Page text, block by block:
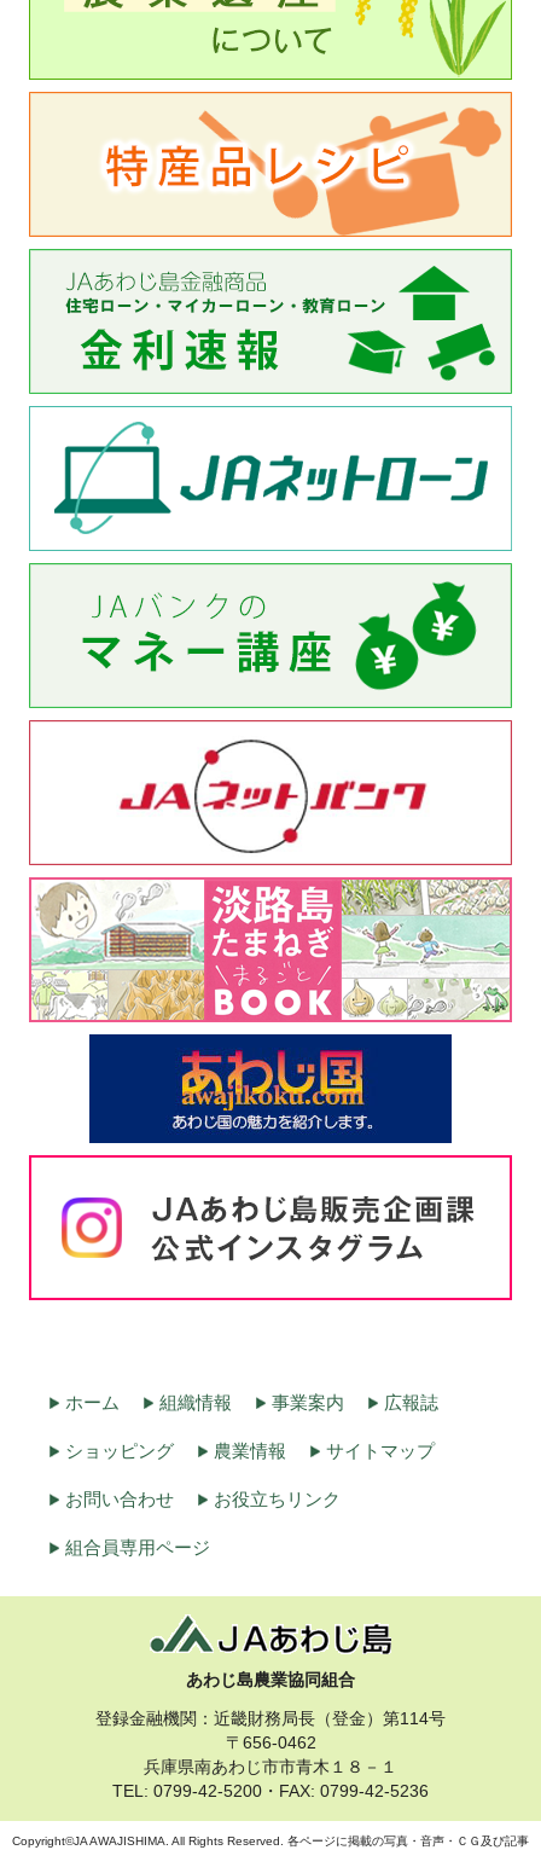
ホーム 組織情報 事業案内 広報誌
ショッピング 農業情報 サイトマップ
お問い合わせ お役立ちリンク
組合員専用ページ
あわじ島農業協同組合
登録金融機関：近畿財務局長（登金）第114号
〒656-0462
兵庫県南あわじ市市青木１８－１
TEL: 0799-42-5200・FAX: 0799-42-5236
Copyright©JA AWAJISHIMA. All Rights Reserved. 各ページに掲載の写真・音声・ＣＧ及び記事